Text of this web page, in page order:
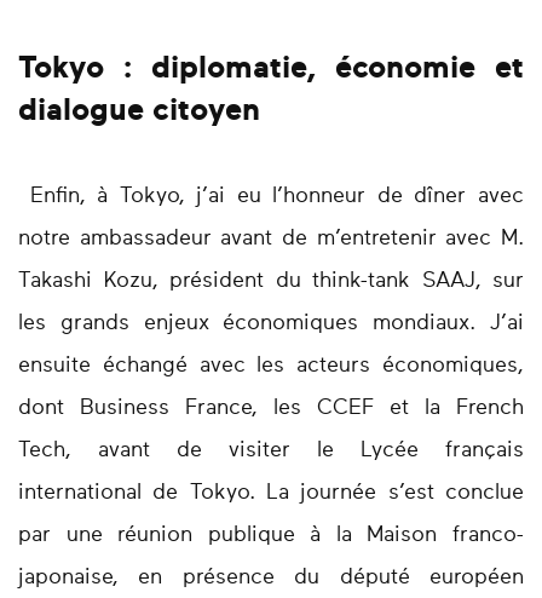
Tokyo : diplomatie, économie et
dialogue citoyen
Enfin, à Tokyo, j’ai eu l’honneur de dîner avec
notre ambassadeur avant de m’entretenir avec M.
Takashi Kozu, président du think-tank SAAJ, sur
les grands enjeux économiques mondiaux. J’ai
ensuite échangé avec les acteurs économiques,
dont Business France, les CCEF et la French
Tech, avant de visiter le Lycée français
international de Tokyo. La journée s’est conclue
par une réunion publique à la Maison franco-
japonaise, en présence du député européen